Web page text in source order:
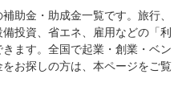
助金・助成金一覧です。旅行、
投資、省エネ、雇用などの「利
ます。全国で起業・創業・ベン
お探しの方は、本ページをご覧